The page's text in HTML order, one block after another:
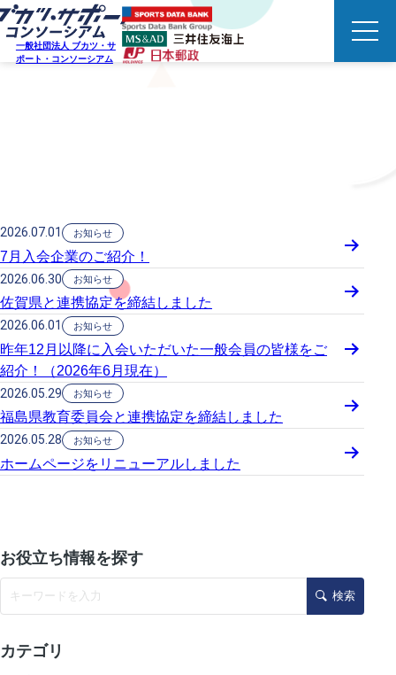
一般社団法人 ブカツ・サ
ポート・コンソーシアム
2026.07.01 お知らせ
7月入会企業のご紹介！
2026.06.30 お知らせ
佐賀県と連携協定を締結しました
2026.06.01 お知らせ
昨年12月以降に入会いただいた一般会員の皆様をご
紹介！（2026年6月現在）
2026.05.29 お知らせ
福島県教育委員会と連携協定を締結しました
2026.05.28 お知らせ
ホームページをリニューアルしました
お役立ち情報を探す
検索
カテゴリ